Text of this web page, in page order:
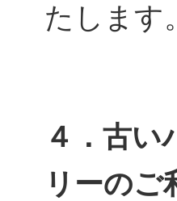
たします。
４．古い
リーのご